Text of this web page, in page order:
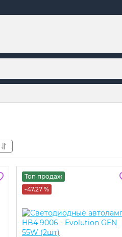
Топ продаж
-47.27 %